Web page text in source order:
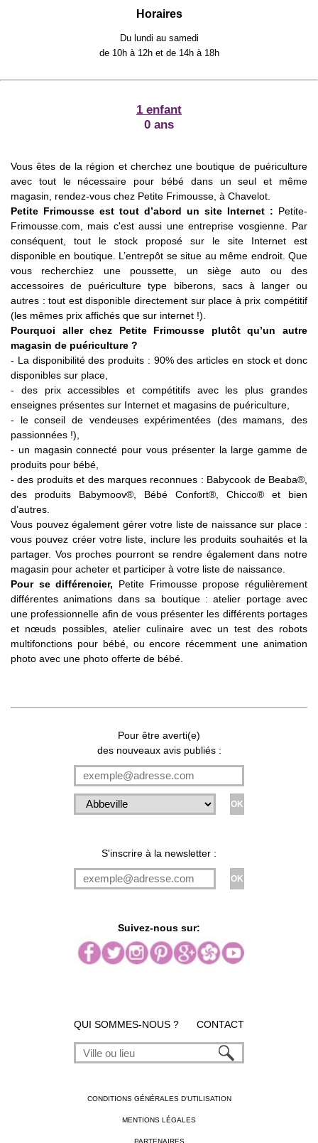
Horaires
Du lundi au samedi
de 10h à 12h et de 14h à 18h
1 enfant
0 ans
Vous êtes de la région et cherchez une boutique de puériculture
avec tout le nécessaire pour bébé dans un seul et même
magasin, rendez-vous chez Petite Frimousse, à Chavelot.
Petite Frimousse est tout d’abord un site Internet : Petite-
Frimousse.com, mais c'est aussi une entreprise vosgienne. Par
conséquent, tout le stock proposé sur le site Internet est
disponible en boutique. L’entrepôt se situe au même endroit. Que
vous recherchiez une poussette, un siège auto ou des
accessoires de puériculture type biberons, sacs à langer ou
autres : tout est disponible directement sur place à prix compétitif
(les mêmes prix affichés que sur internet !).
Pourquoi aller chez Petite Frimousse plutôt qu’un autre
magasin de puériculture ?
- La disponibilité des produits : 90% des articles en stock et donc
disponibles sur place,
- des prix accessibles et compétitifs avec les plus grandes
enseignes présentes sur Internet et magasins de puériculture,
- le conseil de vendeuses expérimentées (des mamans, des
passionnées !),
- un magasin connecté pour vous présenter la large gamme de
produits pour bébé,
- des produits et des marques reconnues : Babycook de Beaba®,
des produits Babymoov®, Bébé Confort®, Chicco® et bien
d’autres.
Vous pouvez également gérer votre liste de naissance sur place :
vous pouvez créer votre liste, inclure les produits souhaités et la
partager. Vos proches pourront se rendre également dans notre
magasin pour acheter et participer à votre liste de naissance.
Pour se différencier, Petite Frimousse propose régulièrement
différentes animations dans sa boutique : atelier portage avec
une professionnelle afin de vous présenter les différents portages
et nœuds possibles, atelier culinaire avec un test des robots
multifonctions pour bébé, ou encore récemment une animation
photo avec une photo offerte de bébé.
Pour être averti(e)
des nouveaux avis publiés :
S'inscrire à la newsletter :
Suivez-nous sur:
QUI SOMMES-NOUS ? CONTACT
CONDITIONS GÉNÉRALES D'UTILISATION
MENTIONS LÉGALES